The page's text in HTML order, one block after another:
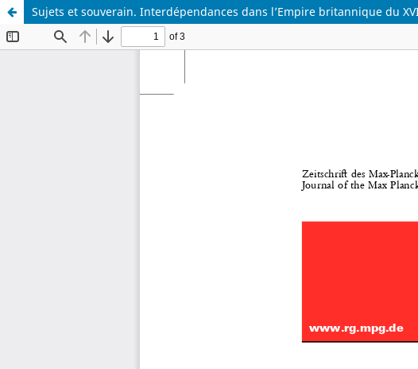
Sujets et souverain. Interdépendances dans l’Empire britannique du